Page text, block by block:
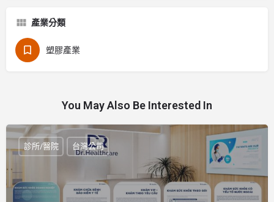
產業分類
塑膠產業
You May Also Be Interested In
診所/醫院 台灣公司